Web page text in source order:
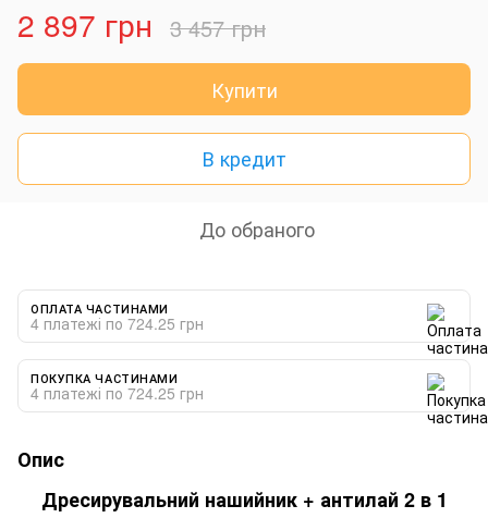
2 897 грн 3 457 грн
Купити
В кредит
До обраного
ОПЛАТА ЧАСТИНАМИ
4 платежі по 724.25 грн
ПОКУПКА ЧАСТИНАМИ
4 платежі по 724.25 грн
Опис
Дресирувальний нашийник + антилай 2 в 1